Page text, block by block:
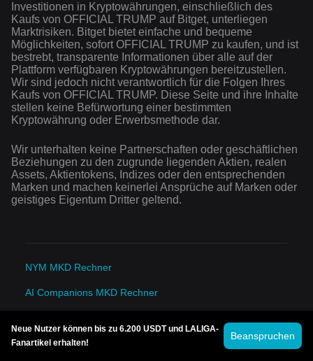
Investitionen in Kryptowährungen, einschließlich des
Kaufs von OFFICIAL TRUMP auf Bitget, unterliegen
Marktrisiken. Bitget bietet einfache und bequeme
Möglichkeiten, sofort OFFICIAL TRUMP zu kaufen, und ist
bestrebt, transparente Informationen über alle auf der
Plattform verfügbaren Kryptowährungen bereitzustellen.
Wir sind jedoch nicht verantwortlich für die Folgen Ihres
Kaufs von OFFICIAL TRUMP. Diese Seite und ihre Inhalte
stellen keine Befürwortung einer bestimmten
Kryptowährung oder Erwerbsmethode dar.
Wir unterhalten keine Partnerschaften oder geschäftlichen
Beziehungen zu den zugrunde liegenden Aktien, realen
Assets, Aktientokens, Indizes oder den entsprechenden
Marken und machen keinerlei Ansprüche auf Marken oder
geistiges Eigentum Dritter geltend.
NYM MKD Rechner
AI Companions MKD Rechner
Anoma MKD Rechner
Neue Nutzer können bis zu 6.200 USDT und LALIGA-
Fanartikel erhalten!
Beanspruchen